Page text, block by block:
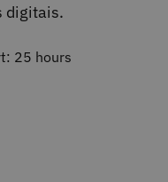
digitais.
25 hours